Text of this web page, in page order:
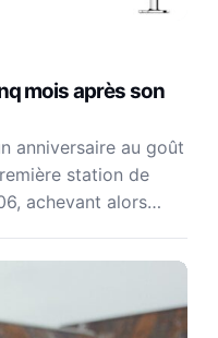
mois après son
anniversaire au goût
station de
achevant alors…